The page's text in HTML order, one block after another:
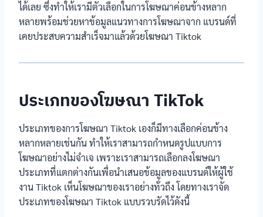
ได้เลย ซึ่งทำให้เรามีตัวเลือกในการโฆษณาค่อนข้างหลาก
หลายพร้อมช่วยหาข้อมูลแนวทางการโฆษณาจาก แบรนด์ที่
เคยประสบความสำเร็จมาแล้วด้วยโฆษณา Tiktok
ประเภทของโฆษณา TikTok
ประเภทของการโฆษณา Tiktok เองก็มีทางเลือกค่อนข้าง
หลากหลายเช่นกัน ทำให้เราสามารถกำหนดรูปแบบการ
โฆษณาอย่างไม่จำเจ เพราะเราสามารถเลือกลงโฆษณา
ประเภทที่แตกต่างกันเพื่อนำเสนอข้อมูลของแบรนด์ให้ผู้ใช้
งาน Tiktok เห็นโฆษณาของเราอย่างทั่วถึง โดยทางเราจัด
ประเภทของโฆษณา Tiktok แบบรวบรัดไว้ดังนี้